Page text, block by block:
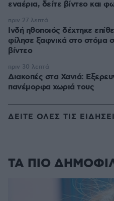
εναέρια, δείτε βίντεο και
Ινδή ηθοποιός δέχτηκε
φίλησε ξαφνικά στο στόμα
βίντεο
πριν 27 λεπτά
Διακοπές στα Χανιά:
πανέμορφα χωριά τους
πριν 30 λεπτά
ΔΕΙΤΕ ΟΛΕΣ ΤΙΣ
ΤΑ ΠΙΟ